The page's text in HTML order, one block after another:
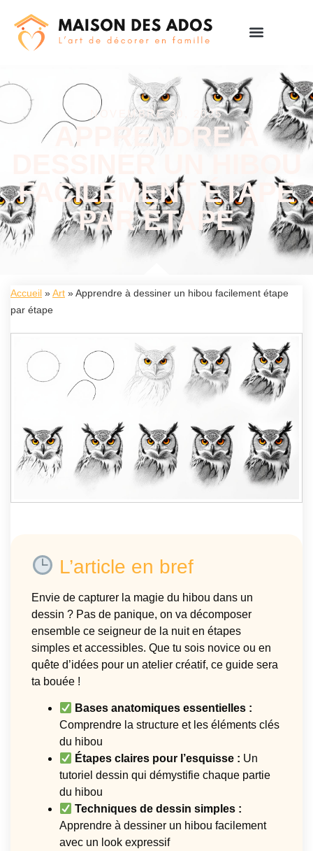
NOVEMBRE 30, 2025
APPRENDRE À
DESSINER UN HIBOU
FACILEMENT ÉTAPE
PAR ÉTAPE
Accueil » Art » Apprendre à dessiner un hibou facilement étape
par étape
L’article en bref
Envie de capturer la magie du hibou dans un
dessin ? Pas de panique, on va décomposer
ensemble ce seigneur de la nuit en étapes
simples et accessibles. Que tu sois novice ou en
quête d’idées pour un atelier créatif, ce guide sera
ta bouée !
Bases anatomiques essentielles :
Comprendre la structure et les éléments clés
du hibou
Étapes claires pour l’esquisse : Un
tutoriel dessin qui démystifie chaque partie
du hibou
Techniques de dessin simples :
Apprendre à dessiner un hibou facilement
avec un look expressif